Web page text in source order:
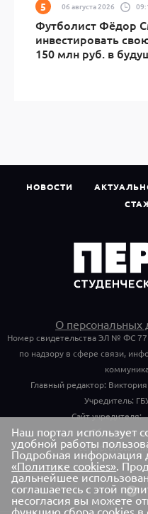
06 августа 2026
Футболист Фёдор
инвестировать
150 млн руб. в
НОВОСТИ
О персональных
Номер свидетельства ЭЛ № ФС
по надзору в сфере связи,
Главный редактор:
Учредитель:
Сайт учредителя:
Обращения
Наш портал использует
удобной работы
Подробная информация
«Политике cookies».
дальнейшее
соглашаетесь с этой
несогласия вы можете
функцию сбора cookies в